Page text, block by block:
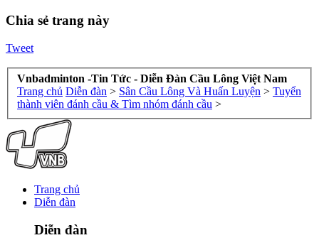
Chia sẻ trang này
Tweet
Vnbadminton -Tin Tức - Diễn Đàn Cầu Lông Việt Nam
Trang chủ Diễn đàn > Sân Cầu Lông Và Huấn Luyện > Tuyển
thành viên đánh cầu & Tìm nhóm đánh cầu >
Trang chủ
Diễn đàn
Diễn đàn